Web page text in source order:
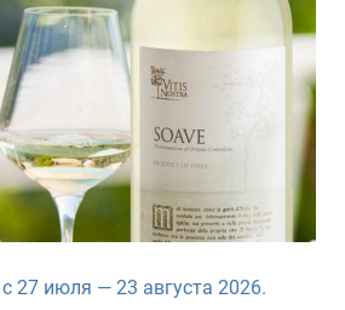
27 июля — 23 августа 2026.